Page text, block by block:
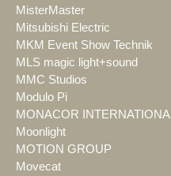
MisterMaster
Mitsubishi Electric
MKM Event Show Technik
MLS magic light+sound
MMC Studios
Modulo Pi
MONACOR INTERNATIONAL
Moonlight
MOTION GROUP
Movecat